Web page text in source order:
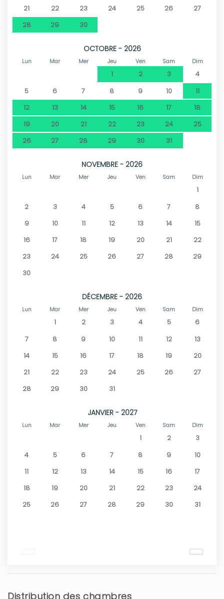
21
22 23 24 25 26
27
28
29 30
OCTOBRE - 2026
Lun Mar Mer Jeu Ven Sam Dim
1 2 3
4
5
6 7 8 9 10
11
12
13 14 15 16 17
18
19
20 21 22 23 24
25
26
27 28 29 30 31
NOVEMBRE - 2026
Lun Mar Mer Jeu Ven Sam Dim
1
2
3 4 5 6 7
8
9
10 11 12 13 14
15
16
17 18 19 20 21
22
23
24 25 26 27 28
29
30
DÉCEMBRE - 2026
Lun Mar Mer Jeu Ven Sam Dim
1 2 3 4 5
6
7
8 9 10 11 12
13
14
15 16 17 18 19
20
21
22 23 24 25 26
27
28
29 30 31
JANVIER - 2027
Lun Mar Mer Jeu Ven Sam Dim
1 2
3
4
5 6 7 8 9
10
11
12 13 14 15 16
17
18
19 20 21 22 23
24
25
26 27 28 29 30 31
Distribution des chambres